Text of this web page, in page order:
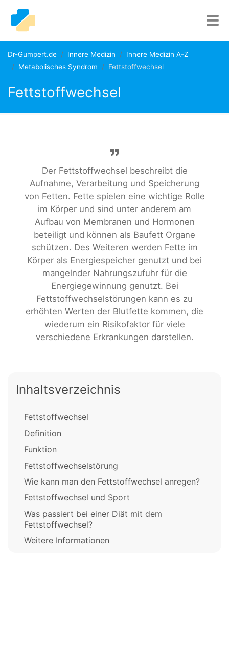
Dr-Gumpert.de Innere Medizin
Innere Medizin A-Z
Metabolisches Syndrom
Fettstoffwechsel
Fettstoffwechsel
Der Fettstoffwechsel beschreibt die
Aufnahme, Verarbeitung und Speicherung
von Fetten. Fette spielen eine wichtige Rolle
im Körper und sind unter anderem am
Aufbau von Membranen und Hormonen
beteiligt und können als Baufett Organe
schützen. Des Weiteren werden Fette im
Körper als Energiespeicher genutzt und bei
mangelnder Nahrungszufuhr für die
Energiegewinnung genutzt. Bei
Fettstoffwechselstörungen kann es zu
erhöhten Werten der Blutfette kommen, die
wiederum ein Risikofaktor für viele
verschiedene Erkrankungen darstellen.
Inhaltsverzeichnis
Fettstoffwechsel
Definition
Funktion
Fettstoffwechselstörung
Wie kann man den Fettstoffwechsel anregen?
Fettstoffwechsel und Sport
Was passiert bei einer Diät mit dem
Fettstoffwechsel?
Weitere Informationen